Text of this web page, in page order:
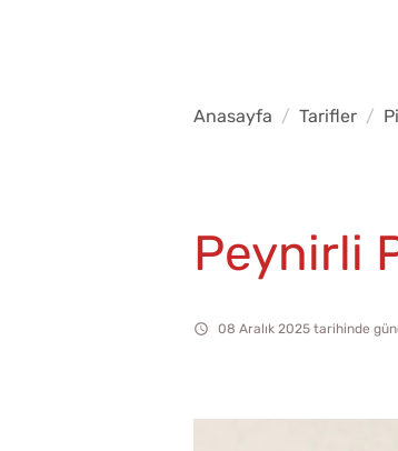
Anasayfa Tarifler
Peynirli
08 Aralık 2025 tarihinde